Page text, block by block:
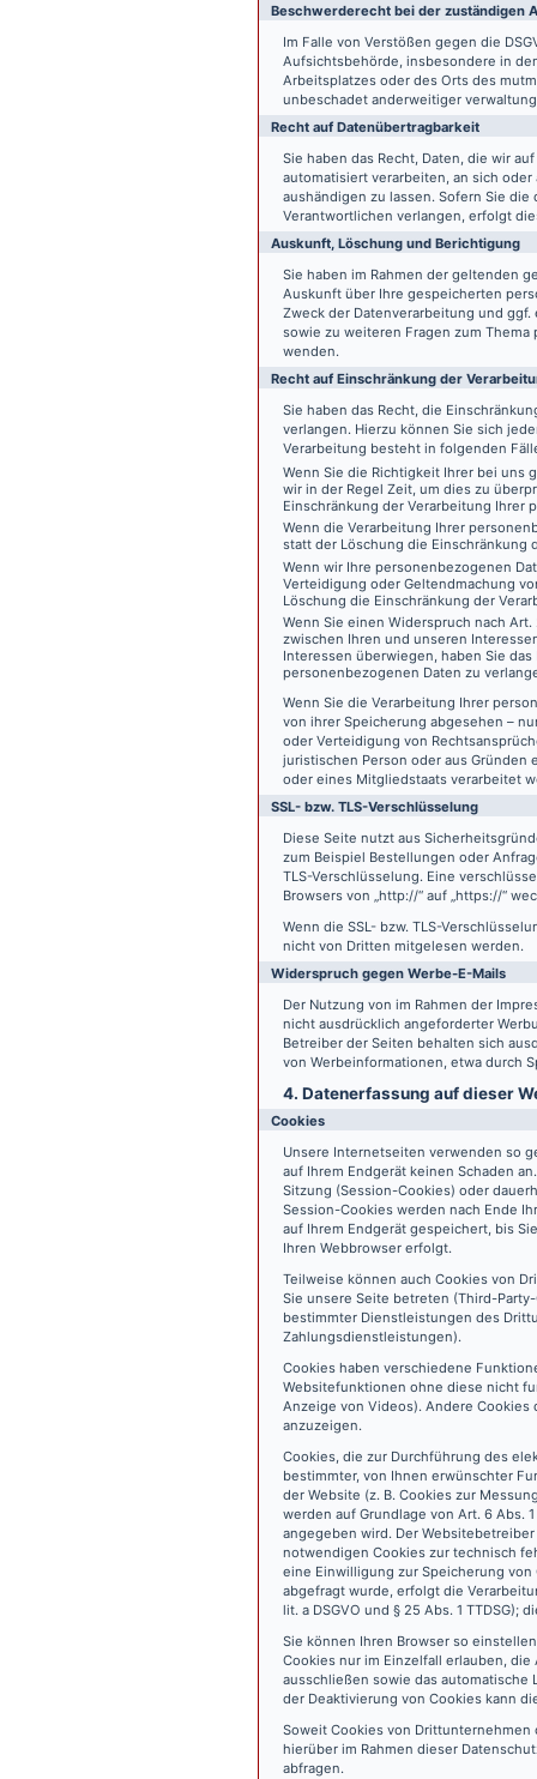
Beschwerde­recht bei der zuständigen
Im Falle von Verstößen gegen die
Aufsichtsbehörde, insbesondere in
Arbeitsplatzes oder des Orts des
unbeschadet anderweitiger
Recht auf Daten­übertrag­barkeit
Sie haben das Recht, Daten, die wir
automatisiert verarbeiten, an sich
aushändigen zu lassen. Sofern Sie
Verantwortlichen verlangen, erfolgt
Auskunft, Löschung und Berichtigung
Sie haben im Rahmen der geltenden
Auskunft über Ihre gespeicherten
Zweck der Datenverarbeitung und
sowie zu weiteren Fragen zum
wenden.
Recht auf Einschränkung der
Sie haben das Recht, die
verlangen. Hierzu können Sie sich
Verarbeitung besteht in folgenden
Wenn Sie die Richtigkeit Ihrer bei
wir in der Regel Zeit, um dies zu
Einschränkung der Verarbeitung Ihrer
Wenn die Verarbeitung Ihrer
statt der Löschung die Einschränkung
Wenn wir Ihre personenbezogenen
Verteidigung oder Geltendmachung
Löschung die Einschränkung der
Wenn Sie einen Widerspruch nach
zwischen Ihren und unseren
Interessen überwiegen, haben Sie
personenbezogenen Daten zu
Wenn Sie die Verarbeitung Ihrer
von ihrer Speicherung abgesehen –
oder Verteidigung von
juristischen Person oder aus
oder eines Mitgliedstaats verarbeitet
SSL- bzw. TLS-Verschlüsselung
Diese Seite nutzt aus
zum Beispiel Bestellungen oder
TLS-Verschlüsselung. Eine
Browsers von „http://“ auf „https://“
Wenn die SSL- bzw. TLS-
nicht von Dritten mitgelesen werden.
Widerspruch gegen Werbe-E-Mails
Der Nutzung von im Rahmen der
nicht ausdrücklich angeforderter
Betreiber der Seiten behalten sich
von Werbeinformationen, etwa durch
4. Datenerfassung auf dieser
Cookies
Unsere Internetseiten verwenden so
auf Ihrem Endgerät keinen Schaden
Sitzung (Session-Cookies) oder
Session-Cookies werden nach Ende
auf Ihrem Endgerät gespeichert, bis
Ihren Webbrowser erfolgt.
Teilweise können auch Cookies von
Sie unsere Seite betreten (Third-
bestimmter Dienstleistungen des
Zahlungsdienstleistungen).
Cookies haben verschiedene
Websitefunktionen ohne diese nicht
Anzeige von Videos). Andere
anzuzeigen.
Cookies, die zur Durchführung des
bestimmter, von Ihnen erwünschter
der Website (z. B. Cookies zur
werden auf Grundlage von Art. 6 Abs.
angegeben wird. Der
notwendigen Cookies zur technisch
eine Einwilligung zur Speicherung
abgefragt wurde, erfolgt die
lit. a DSGVO und § 25 Abs. 1
Sie können Ihren Browser so
Cookies nur im Einzelfall erlauben,
ausschließen sowie das automatische
der Deaktivierung von Cookies kann
Soweit Cookies von
hierüber im Rahmen dieser
abfragen.